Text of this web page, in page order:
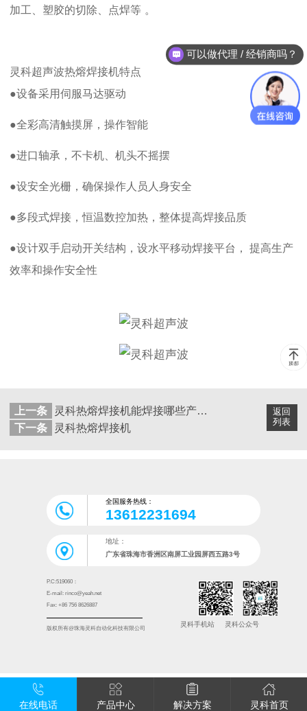
加工、塑胶的切除、点焊等 。
灵科超声波热熔焊接机特点
●设备采用伺服马达驱动
●全彩高清触摸屏，操作智能
●进口轴承，不卡机、机头不摇摆
●设安全光栅，确保操作人员人身安全
●多段式焊接，恒温数控加热，整体提高焊接品质
●设计双手启动开关结构，设水平移动焊接平台， 提高生产
效率和操作安全性
返回
列表
上一条
灵科热熔焊接机能焊接哪些产品呢？
下一条
灵科热熔焊接机
全国服务热线：
13612231694
地址：
广东省珠海市香洲区南屏工业园屏西五路3号
P.C:519060：
E-mail: rinco@yeah.net
Fax: +86 756 8626887
版权所有@珠海灵科自动化科技有限公司
灵科手机站 灵科公众号
在线电话 产品中心 解决方案 灵科首页
可以做代理 / 经销商吗？